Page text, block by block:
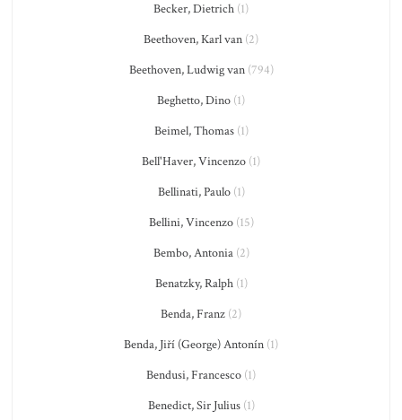
Becker, Dietrich (1)
Beethoven, Karl van (2)
Beethoven, Ludwig van(794)
Beghetto, Dino (1)
Beimel, Thomas(1)
Bell'Haver, Vincenzo (1)
Bellinati, Paulo(1)
Bellini, Vincenzo(15)
Bembo, Antonia(2)
Benatzky, Ralph(1)
Benda, Franz (2)
Benda, Jiří (George) Antonín (1)
Bendusi, Francesco (1)
Benedict, Sir Julius(1)